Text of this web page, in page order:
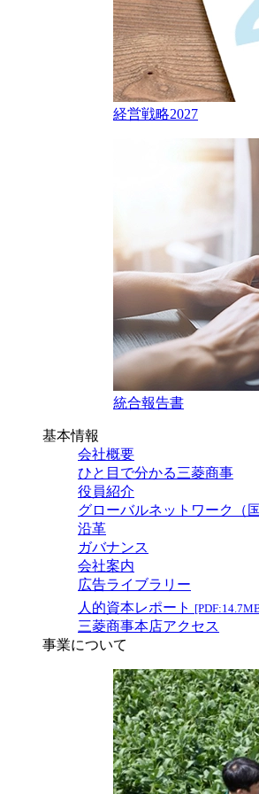
経営戦略2027
統合報告書
基本情報
会社概要
ひと目で分かる三菱商事
役員紹介
グローバルネットワーク（
沿革
ガバナンス
会社案内
広告ライブラリー
人的資本レポート
三菱商事本店アクセス
事業について